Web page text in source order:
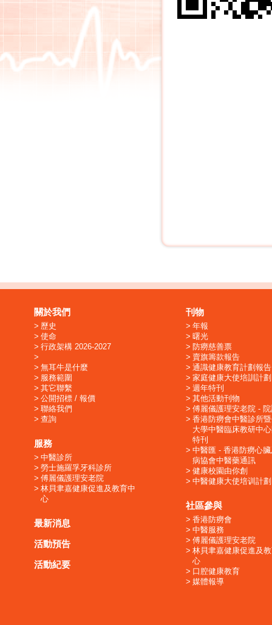
關於我們
歷史
使命
行政架構 2026-2027
無耳牛是什麼
服務範圍
其它聯繫
公開招標 / 報價
聯絡我們
查詢
服務
中醫診所
勞士施羅孚牙科診所
傅麗儀護理安老院
林貝聿嘉健康促進及教育中
心
最新消息
活動預告
活動紀要
刊物
年報
曙光
防癆慈善票
賣旗籌款報告
通識健康教育計劃報告
家庭健康大使培訓計劃
週年特刊
其他活動刊物
傅麗儀護理安老院 -
香港防癆會中醫診所
大學中醫臨床教研中
特刊
中醫匯 - 香港防癆心
病協會中醫藥通訊
健康校園由你創
中醫健康大使培训計劃
社區參與
香港防癆會
中醫服務
傅麗儀護理安老院
林貝聿嘉健康促進及
心
口腔健康教育
媒體報導